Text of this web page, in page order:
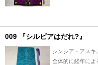
009 『シルビアはだれ?』
シンシア・アスキ
全体的に経年によ